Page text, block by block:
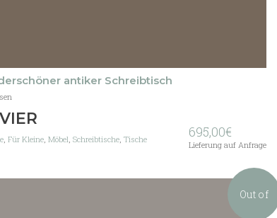
antiker Schreibtisch
, Für Kleine, Möbel Schreibtische, Tische 695,00€
Lieferung auf Anfrage
Out of